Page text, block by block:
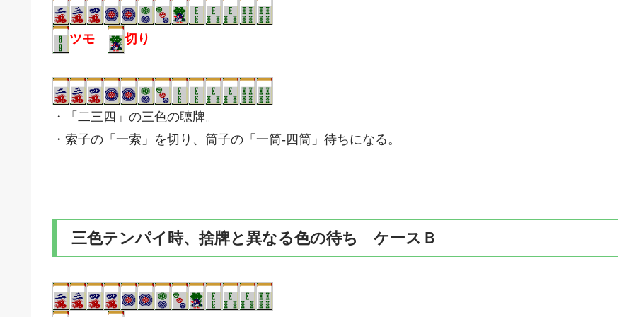
ツモ 切り
・「二三四」の三色の聴牌。
・索子の「一索」を切り、筒子の「一筒-四筒」待ちになる。
三色テンパイ時、捨牌と異なる色の待ち ケースＢ